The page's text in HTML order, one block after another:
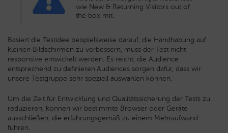
wie New & Returning Visitors out of
the box mit.
Basiert die Testidee beispielsweise darauf, die Handhabung auf
kleinen Bildschirmen zu verbessern, muss der Test nicht
responsive entwickelt werden. Es reicht, die Audience
entsprechend zu definieren.Audiences sorgen dafür, dass wir
unsere Testgruppe sehr speziell auswählen können.
Um die Zeit für Entwicklung und Qualitätssicherung der Tests zu
reduzieren, können wir bestimmte Browser oder Geräte
ausschließen, die erfahrungsgemäß zu einem Mehraufwand
führen.